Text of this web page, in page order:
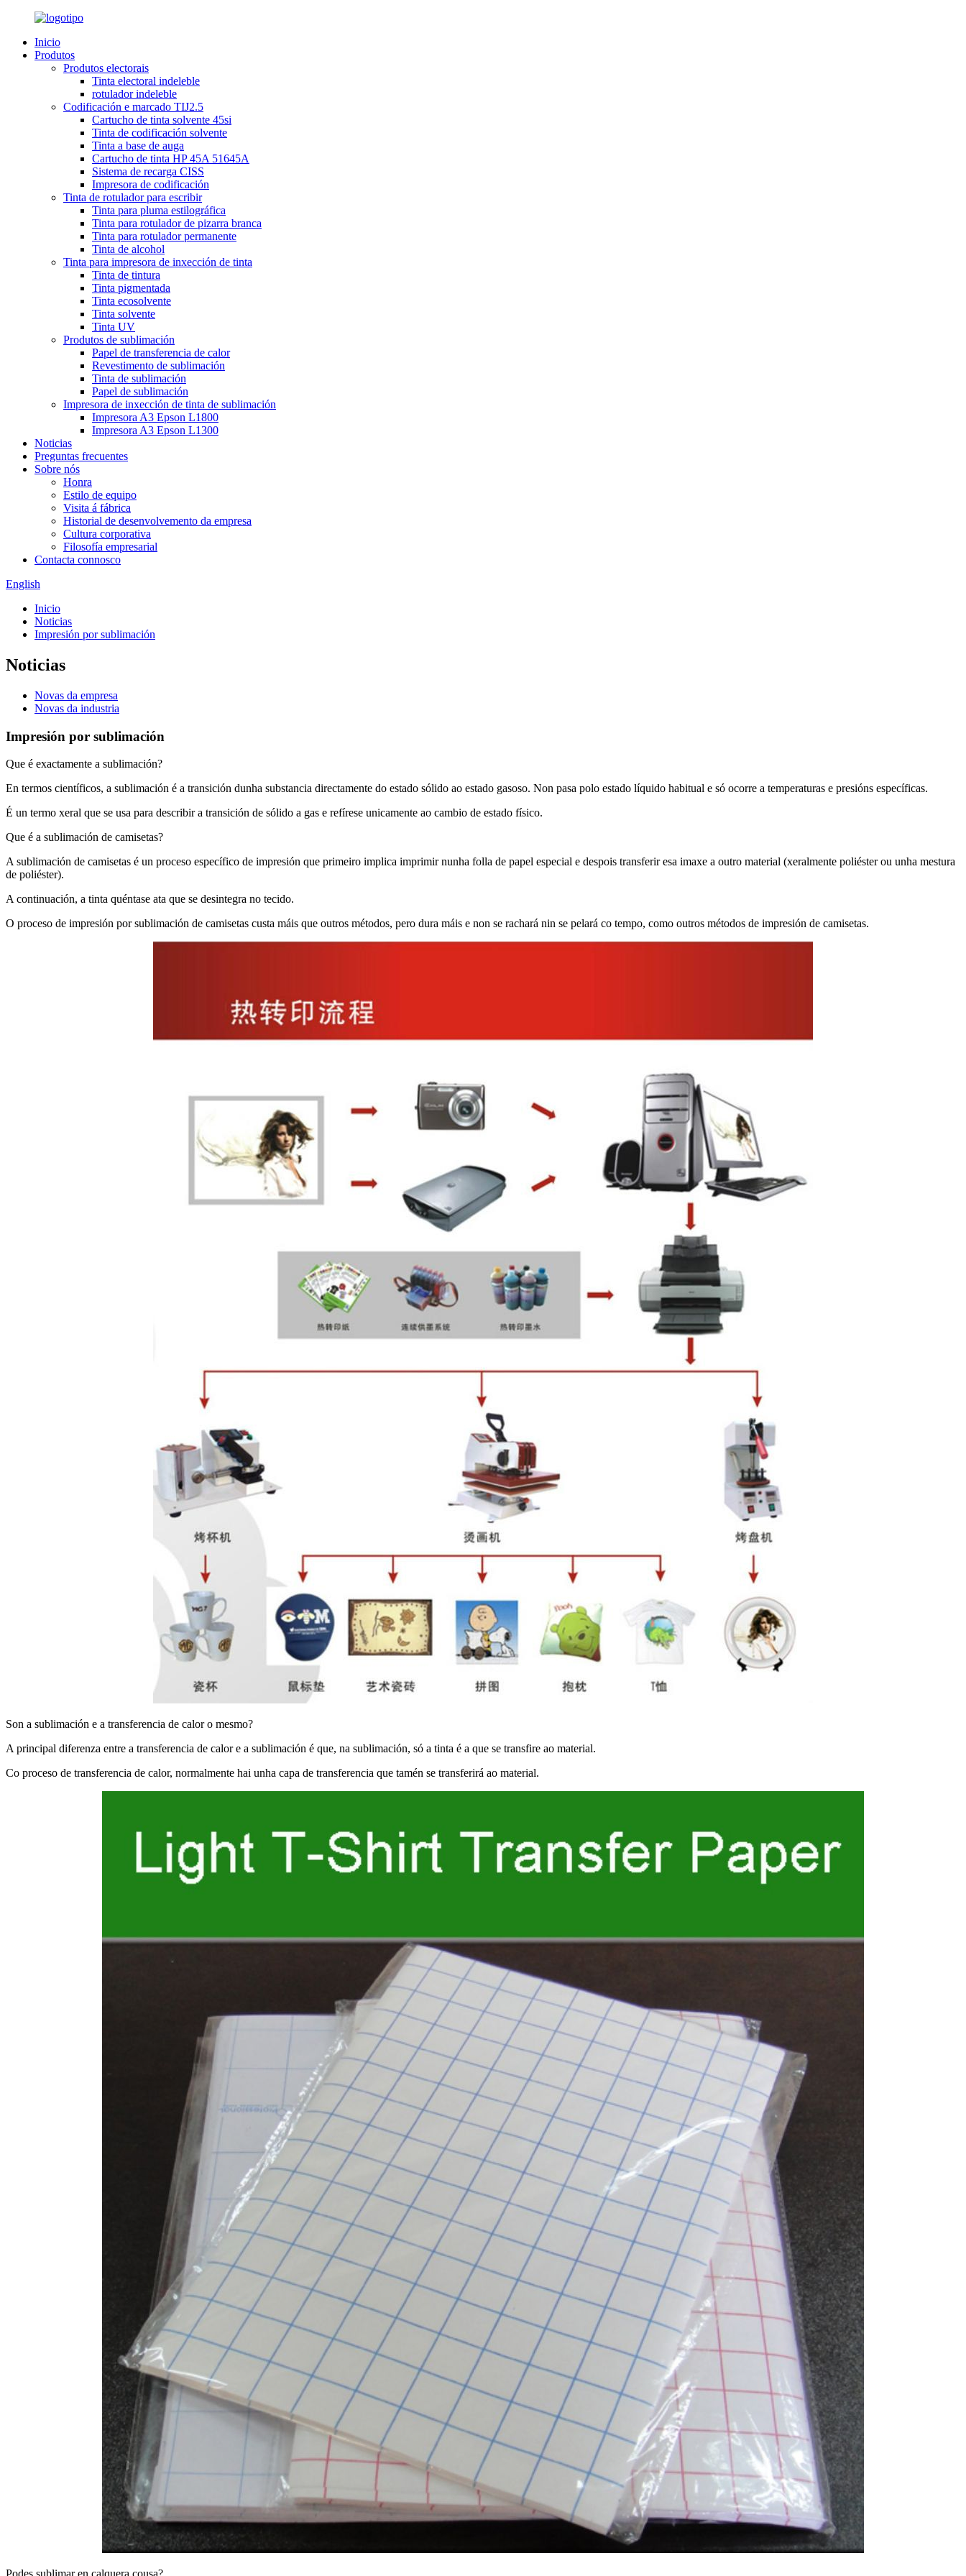
Inicio
Produtos
Produtos electorais
Tinta electoral indeleble
rotulador indeleble
Codificación e marcado TIJ2.5
Cartucho de tinta solvente 45si
Tinta de codificación solvente
Tinta a base de auga
Cartucho de tinta HP 45A 51645A
Sistema de recarga CISS
Impresora de codificación
Tinta de rotulador para escribir
Tinta para pluma estilográfica
Tinta para rotulador de pizarra branca
Tinta para rotulador permanente
Tinta de alcohol
Tinta para impresora de inxección de tinta
Tinta de tintura
Tinta pigmentada
Tinta ecosolvente
Tinta solvente
Tinta UV
Produtos de sublimación
Papel de transferencia de calor
Revestimento de sublimación
Tinta de sublimación
Papel de sublimación
Impresora de inxección de tinta de sublimación
Impresora A3 Epson L1800
Impresora A3 Epson L1300
Noticias
Preguntas frecuentes
Sobre nós
Honra
Estilo de equipo
Visita á fábrica
Historial de desenvolvemento da empresa
Cultura corporativa
Filosofía empresarial
Contacta connosco
English
Inicio
Noticias
Impresión por sublimación
Noticias
Novas da empresa
Novas da industria
Impresión por sublimación
Que é exactamente a sublimación?
En termos científicos, a sublimación é a transición dunha substancia directamente do estado sólido ao estado gasoso. Non pasa polo estado líquido habitual e só ocorre a temperaturas e presións específicas.
É un termo xeral que se usa para describir a transición de sólido a gas e refírese unicamente ao cambio de estado físico.
Que é a sublimación de camisetas?
A sublimación de camisetas é un proceso específico de impresión que primeiro implica imprimir nunha folla de papel especial e despois transferir esa imaxe a outro material (xeralmente poliéster ou unha mestura
de poliéster).
A continuación, a tinta quéntase ata que se desintegra no tecido.
O proceso de impresión por sublimación de camisetas custa máis que outros métodos, pero dura máis e non se rachará nin se pelará co tempo, como outros métodos de impresión de camisetas.
Son a sublimación e a transferencia de calor o mesmo?
A principal diferenza entre a transferencia de calor e a sublimación é que, na sublimación, só a tinta é a que se transfire ao material.
Co proceso de transferencia de calor, normalmente hai unha capa de transferencia que tamén se transferirá ao material.